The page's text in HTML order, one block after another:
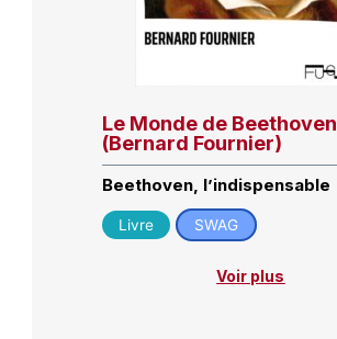
Le Monde de Beethoven
(Bernard Fournier)
Beethoven, l’indispensable
Livre SWAG
Voir plus